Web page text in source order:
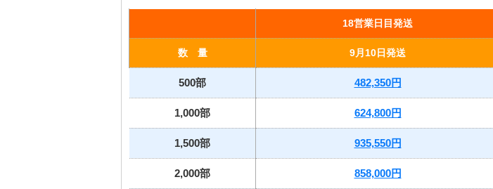
18営業日目発送
数 量 9月10日発送
500部 482,350円
1,000部 624,800円
1,500部 935,550円
2,000部 858,000円